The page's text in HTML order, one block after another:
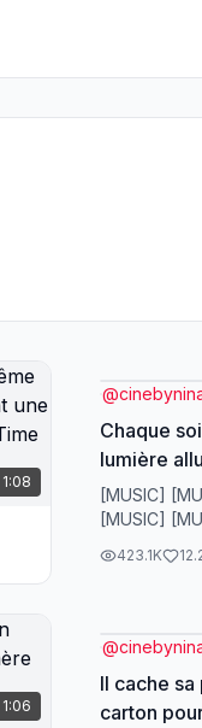
1:08
@
Chaque
lumière
une
#Routine
[MUSIC]
[MUSIC]
423.1K
1:06
@
Il cache
carton